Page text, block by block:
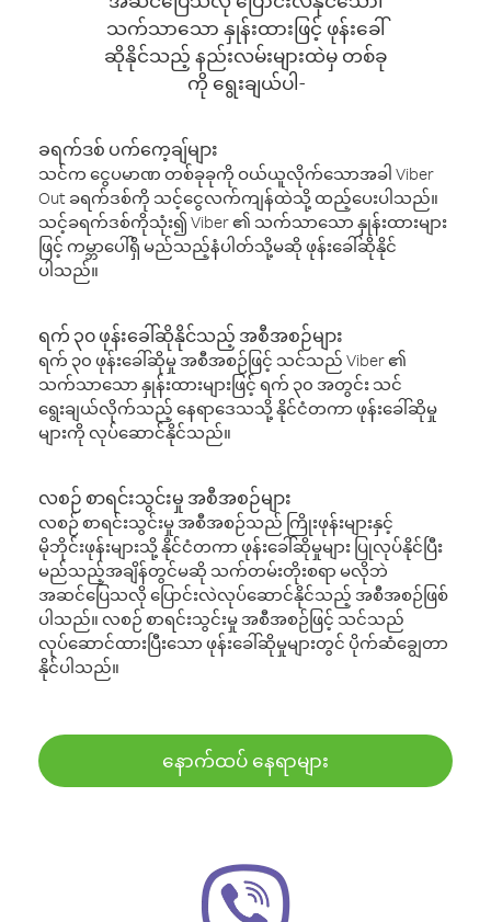
သက်သာသော နှုန်းထားဖြင့် ဖုန်းခေါ်
ဆိုနိုင်သည့် နည်းလမ်းများထဲမှ တစ်ခု
ကို ရွေးချယ်ပါ-
ခရက်ဒစ် ပက်ကေ့ချ်များ
သင်က ငွေပမာဏ တစ်ခုခုကို ဝယ်ယူလိုက်သောအခါ Viber
Out ခရက်ဒစ်ကို သင့်ငွေလက်ကျန်ထဲသို့ ထည့်ပေးပါသည်။
သင့်ခရက်ဒစ်ကိုသုံး၍ Viber ၏ သက်သာသော နှုန်းထားများ
ဖြင့် ကမ္ဘာပေါ်ရှိ မည်သည့်နံပါတ်သို့မဆို ဖုန်းခေါ်ဆိုနိုင်
ပါသည်။
ရက် ၃၀ ဖုန်းခေါ်ဆိုနိုင်သည့် အစီအစဉ်များ
ရက် ၃၀ ဖုန်းခေါ်ဆိုမှု အစီအစဉ်ဖြင့် သင်သည် Viber ၏
သက်သာသော နှုန်းထားများဖြင့် ရက် ၃၀ အတွင်း သင်
ရွေးချယ်လိုက်သည့် နေရာဒေသသို့ နိုင်ငံတကာ ဖုန်းခေါ်ဆိုမှု
များကို လုပ်ဆောင်နိုင်သည်။
လစဉ် စာရင်းသွင်းမှု အစီအစဉ်များ
လစဉ် စာရင်းသွင်းမှု အစီအစဉ်သည် ကြိုးဖုန်းများနှင့်
မိုဘိုင်းဖုန်းများသို့ နိုင်ငံတကာ ဖုန်းခေါ်ဆိုမှုများ ပြုလုပ်နိုင်ပြီး
မည်သည့်အချိန်တွင်မဆို သက်တမ်းတိုးစရာ မလိုဘဲ
အဆင်ပြေသလို ပြောင်းလဲလုပ်ဆောင်နိုင်သည့် အစီအစဉ်ဖြစ်
ပါသည်။ လစဉ် စာရင်းသွင်းမှု အစီအစဉ်ဖြင့် သင်သည်
လုပ်ဆောင်ထားပြီးသော ဖုန်းခေါ်ဆိုမှုများတွင် ပိုက်ဆံချွေတာ
နိုင်ပါသည်။
နောက်ထပ် နေရာများ